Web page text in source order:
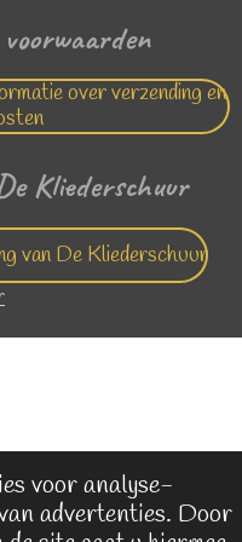
voor analyse-
advertenties. Door
voorwaarden
over verzending en
Kliederschuur
van De Kliederschuur